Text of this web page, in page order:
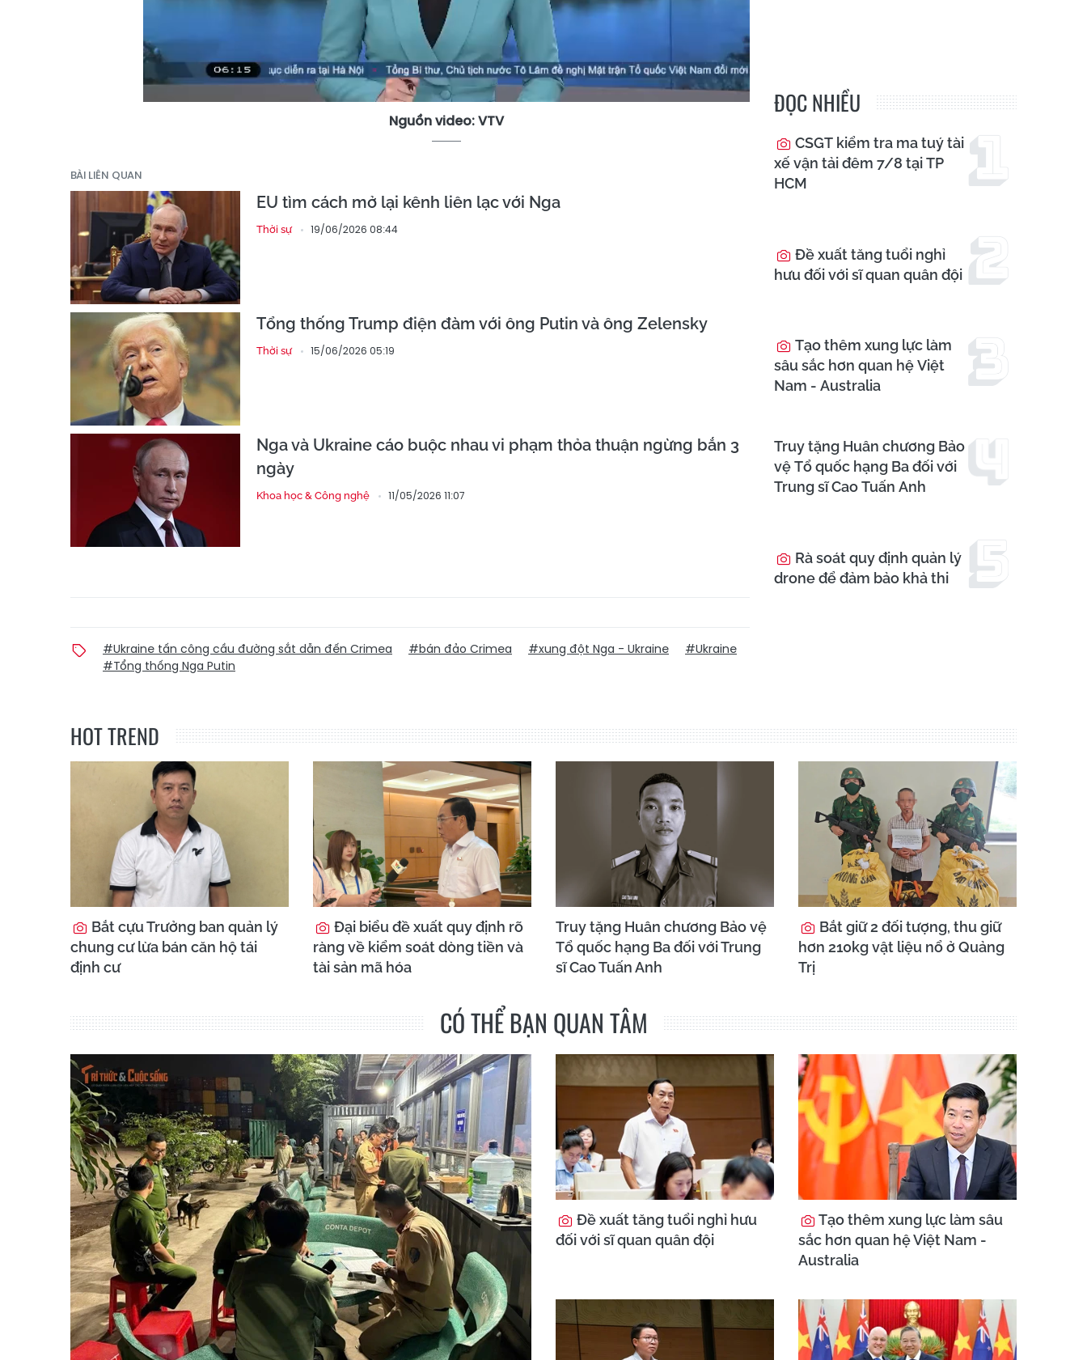
Nguồn video: VTV
BÀI LIÊN QUAN
EU tìm cách mở lại kênh liên lạc với Nga
Thời sự 19/06/2026 08:44
Tổng thống Trump điện đàm với ông Putin và ông Zelensky
Thời sự 15/06/2026 05:19
Nga và Ukraine cáo buộc nhau vi phạm thỏa thuận ngừng bắn 3
ngày
Khoa học & Công nghệ 11/05/2026 11:07
#Ukraine tấn công cầu đường sắt dẫn đến Crimea #bán đảo Crimea #xung đột Nga - Ukraine
#Ukraine
#Tổng thống Nga Putin
ĐỌC NHIỀU
CSGT kiểm tra ma tuý tài
xế vận tải đêm 7/8 tại TP
HCM
Đề xuất tăng tuổi nghỉ
hưu đối với sĩ quan quân đội
Tạo thêm xung lực làm
sâu sắc hơn quan hệ Việt
Nam - Australia
Truy tặng Huân chương Bảo
vệ Tổ quốc hạng Ba đối với
Trung sĩ Cao Tuấn Anh
Rà soát quy định quản lý
drone để đảm bảo khả thi
HOT TREND
Bắt cựu Trưởng ban quản lý
chung cư lừa bán căn hộ tái
định cư
Đại biểu đề xuất quy định rõ
ràng về kiểm soát dòng tiền và
tài sản mã hóa
Truy tặng Huân chương Bảo vệ
Tổ quốc hạng Ba đối với Trung
sĩ Cao Tuấn Anh
Bắt giữ 2 đối tượng, thu giữ
hơn 210kg vật liệu nổ ở Quảng
Trị
CÓ THỂ BẠN QUAN TÂM
Đề xuất tăng tuổi nghỉ hưu
đối với sĩ quan quân đội
Tạo thêm xung lực làm sâu
sắc hơn quan hệ Việt Nam -
Australia